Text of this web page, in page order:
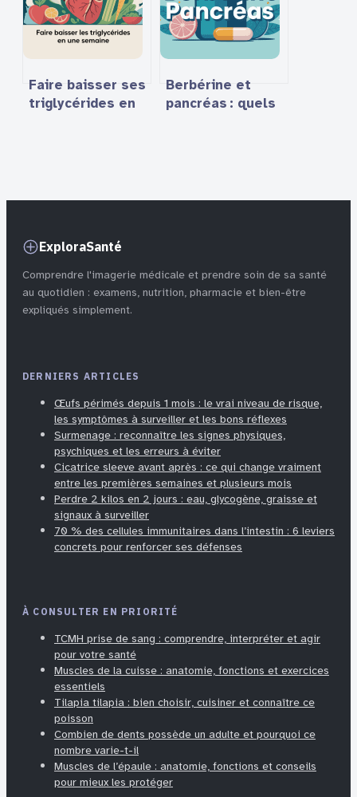
courant
Faire baisser ses
triglycérides en
Berbérine et
pancréas : quels
ExploraSanté
Comprendre l'imagerie médicale et prendre soin de sa santé
au quotidien : examens, nutrition, pharmacie et bien-être
expliqués simplement.
DERNIERS ARTICLES
Œufs périmés depuis 1 mois : le vrai niveau de risque,
les symptômes à surveiller et les bons réflexes
Surmenage : reconnaître les signes physiques,
psychiques et les erreurs à éviter
Cicatrice sleeve avant après : ce qui change vraiment
entre les premières semaines et plusieurs mois
Perdre 2 kilos en 2 jours : eau, glycogène, graisse et
signaux à surveiller
70 % des cellules immunitaires dans l’intestin : 6 leviers
concrets pour renforcer ses défenses
À CONSULTER EN PRIORITÉ
TCMH prise de sang : comprendre, interpréter et agir
pour votre santé
Muscles de la cuisse : anatomie, fonctions et exercices
essentiels
Tilapia tilapia : bien choisir, cuisiner et connaître ce
poisson
Combien de dents possède un adulte et pourquoi ce
nombre varie-t-il
Muscles de l’épaule : anatomie, fonctions et conseils
pour mieux les protéger